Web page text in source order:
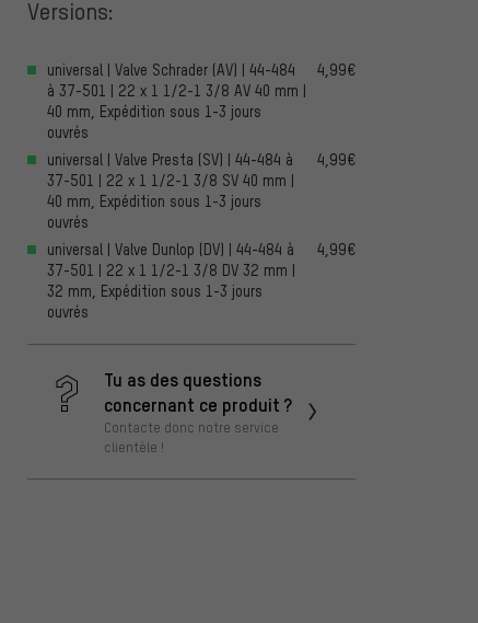
Versions:
universal | Valve Schrader (AV) | 44-484
à 37-501 | 22 x 1 1/2-1 3/8 AV 40 mm |
40 mm, Expédition sous 1-3 jours
ouvrés
4,99€
universal | Valve Presta (SV) | 44-484 à
37-501 | 22 x 1 1/2-1 3/8 SV 40 mm |
40 mm, Expédition sous 1-3 jours
ouvrés
4,99€
universal | Valve Dunlop (DV) | 44-484 à
37-501 | 22 x 1 1/2-1 3/8 DV 32 mm |
32 mm, Expédition sous 1-3 jours
ouvrés
4,99€
Tu as des questions
concernant ce produit ?
Contacte donc notre service
clientèle !